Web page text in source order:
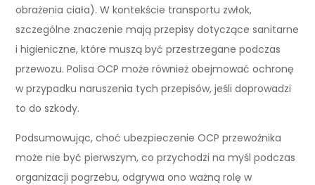
obrażenia ciała). W kontekście transportu zwłok,
szczególne znaczenie mają przepisy dotyczące sanitarne
i higieniczne, które muszą być przestrzegane podczas
przewozu. Polisa OCP może również obejmować ochronę
w przypadku naruszenia tych przepisów, jeśli doprowadzi
to do szkody.
Podsumowując, choć ubezpieczenie OCP przewoźnika
może nie być pierwszym, co przychodzi na myśl podczas
organizacji pogrzebu, odgrywa ono ważną rolę w